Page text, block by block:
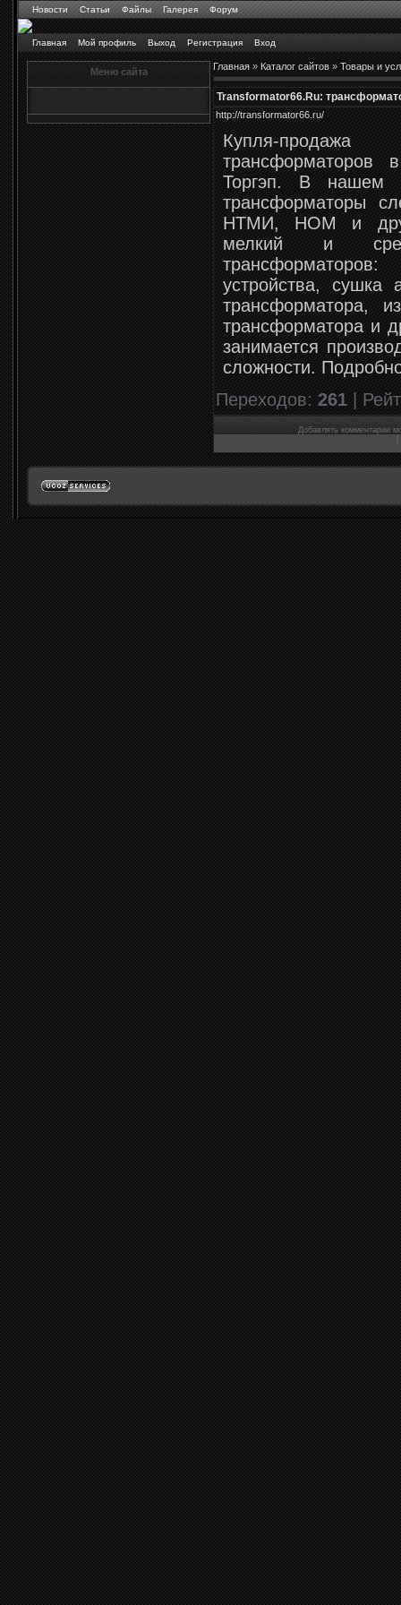
Новости Статьи Файлы Галерея Форум
Главная Мой профиль Выход Регистрация Вход
Меню сайта Главная»Каталог сайтов»Товары и
Transformator66.Ru:
http://transformator66.ru/
Купля-продажа
трансформаторов
Торгэп. В нашем
трансформаторы
НТМИ, НОМ и
мелкий и
устройства, сушка
трансформатора,
трансформатора и
занимается
сложности.
Переходов:261|
Добавлять комментарии